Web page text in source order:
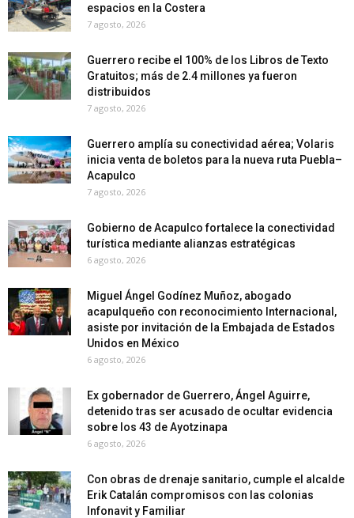
espacios en la Costera
7 agosto, 2026
Guerrero recibe el 100% de los Libros de Texto
Gratuitos; más de 2.4 millones ya fueron
distribuidos
7 agosto, 2026
Guerrero amplía su conectividad aérea; Volaris
inicia venta de boletos para la nueva ruta Puebla–
Acapulco
7 agosto, 2026
Gobierno de Acapulco fortalece la conectividad
turística mediante alianzas estratégicas
6 agosto, 2026
Miguel Ángel Godínez Muñoz, abogado
acapulqueño con reconocimiento Internacional,
asiste por invitación de la Embajada de Estados
Unidos en México
6 agosto, 2026
Ex gobernador de Guerrero, Ángel Aguirre,
detenido tras ser acusado de ocultar evidencia
sobre los 43 de Ayotzinapa
6 agosto, 2026
Con obras de drenaje sanitario, cumple el alcalde
Erik Catalán compromisos con las colonias
Infonavit y Familiar